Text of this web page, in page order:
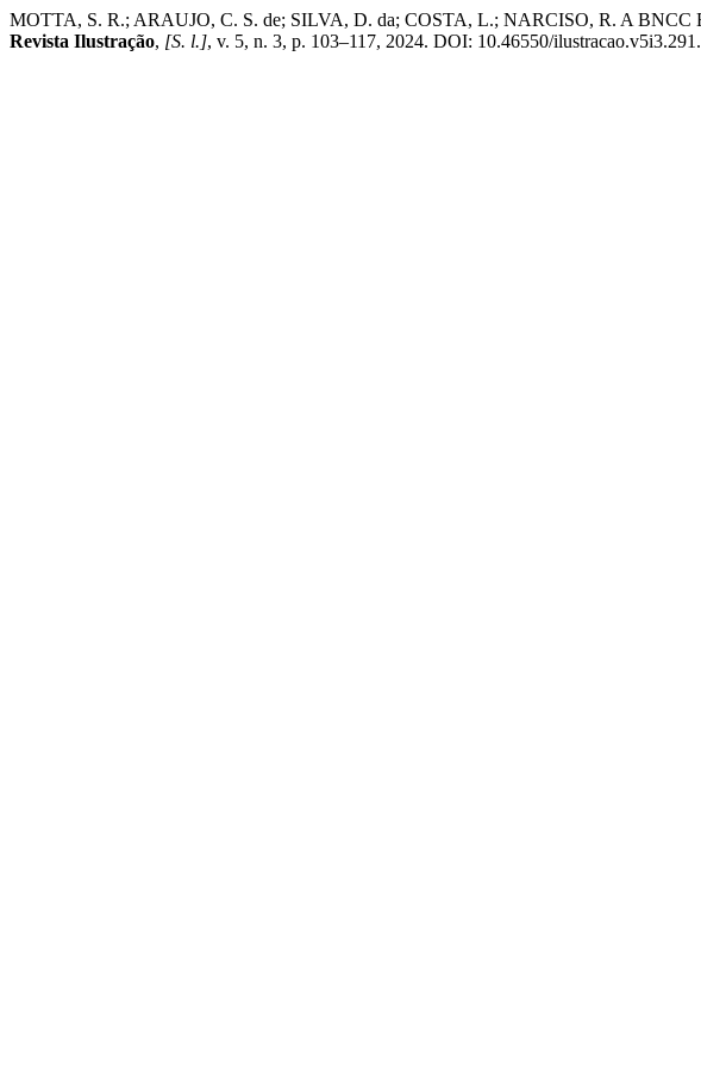
MOTTA, S. R.; ARAUJO, C. S. de; SILVA, D. da; COSTA, L.; NARCISO, R. A
Revista Ilustração, [S. l.], v. 5, n. 3, p. 103–117, 2024. DOI: 10.46550/